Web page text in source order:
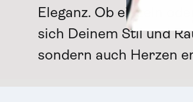
Eleganz. Ob einzeln
sich Deinem Stil und
sondern auch Herzen